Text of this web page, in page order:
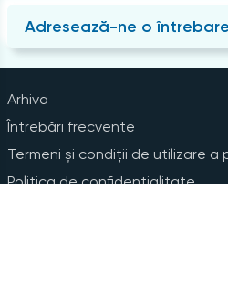
Adresează-ne o întrebare
Arhiva
Întrebări frecvente
Termeni și condiții de utilizare a
Politica de confidențialitate